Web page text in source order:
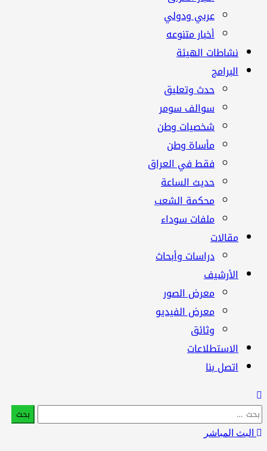
عربي ودولي
أخبار متنوعه
نشاطات الهيئة
البرامج
حدث وتعليق
سوالف سومر
شخصيات وطن
مأساة وطن
فقط في العراق
حديث الساعة
محكمة الشعب
ملفات سوداء
مقالات
دراسات وأبحاث
الأرشيف
معرض الصور
معرض الفيديو
وثائق
الاستطلاعات
اتصل بنا
البث المباشر